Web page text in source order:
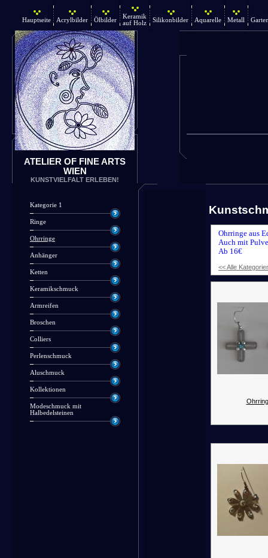
Hauptseite Acrylbilder Ölbilder
Keramik
auf Holz
Silikonbilder Aquarelle Metall
ATELIER OF FINE ARTS
WIEN
KUNSTVIELFALT ERLEBEN!
Kategorie 1
Ringe
Ohrringe
Anhänger
Ketten
Keramikschmuck
Armreifen
Broschen
Colliers
Perlenschmuck
Aluschmuck
Kollektionen
Modeschmuck mit
Halbedelsteinen
Ohrringe aus
Auch mit
Ab 16€
<< Alle